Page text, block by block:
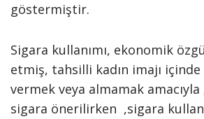
göstermiştir.
Sigara kullanımı, ekonomik
etmiş, tahsilli kadın imajı
vermek veya almamak amacıyla
sigara önerilirken ,sigara